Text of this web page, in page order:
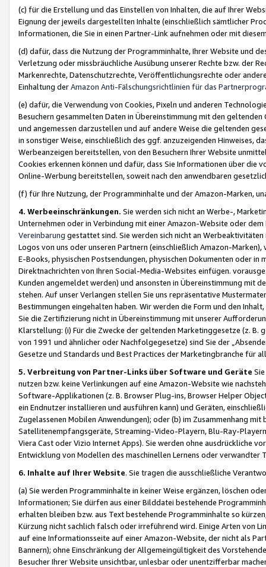
(c) für die Erstellung und das Einstellen von Inhalten, die auf Ihrer
Eignung der jeweils dargestellten Inhalte (einschließlich sämtlicher
Informationen, die Sie in einen Partner-Link aufnehmen oder mit
(d) dafür, dass die Nutzung der Programminhalte, Ihrer Website und
Verletzung oder missbräuchliche Ausübung unserer Rechte bzw. der
Markenrechte, Datenschutzrechte, Veröffentlichungsrechte oder
Einhaltung derAmazon Anti-Fälschungsrichtlinien für das
(e) dafür, die Verwendung von Cookies, Pixeln und anderen
Besuchern gesammelten Daten in Übereinstimmung mit den
und angemessen darzustellen und auf andere Weise die geltenden
in sonstiger Weise, einschließlich des ggf. anzuzeigenden Hinweises,
Werbeanzeigen bereitstellen, von den Besuchern Ihrer Website
Cookies erkennen können und dafür, dass Sie Informationen über die
Online-Werbung bereitstellen, soweit nach den anwendbaren
(f) für Ihre Nutzung, der Programminhalte und der Amazon-Marken,
4. Werbeeinschränkungen. Sie werden sich nicht an Werbe-,
Unternehmen oder in Verbindung mit einer Amazon-Website oder
Vereinbarung gestattet sind. Sie werden sich nicht an
Logos von uns oder unseren Partnern (einschließlich Amazon-
E-Books, physischen Postsendungen, physischen Dokumenten oder in
Direktnachrichten von Ihren Social-Media-Websites einfügen.
Kunden angemeldet werden) und ansonsten in Übereinstimmung mit
stehen. Auf unser Verlangen stellen Sie uns repräsentative
Bestimmungen eingehalten haben. Wir werden die Form und den
Sie die Zertifizierung nicht in Übereinstimmung mit unserer
Klarstellung: (i) Für die Zwecke der geltenden Marketinggesetze (z. B.
von 1991 und ähnlicher oder Nachfolgegesetze) sind Sie der
Gesetze und Standards und Best Practices der Marketingbranche für
5. Verbreitung von Partner-Links über Software und Geräte
nutzen bzw. keine Verlinkungen auf eine Amazon-Website wie
Software-Applikationen (z. B. Browser Plug-ins, Browser Helper
ein Endnutzer installieren und ausführen kann) und Geräten,
Zugelassenen Mobilen Anwendungen); oder (b) im Zusammenhang
Satellitenempfangsgeräte, Streaming-Video-Playern, Blu-Ray-
Viera Cast oder Vizio Internet Apps). Sie werden ohne ausdrückliche
Entwicklung von Modellen des maschinellen Lernens oder
6. Inhalte auf Ihrer Website. Sie tragen die ausschließliche
(a) Sie werden Programminhalte in keiner Weise ergänzen, löschen
Informationen; Sie dürfen aus einer Bilddatei bestehende
erhalten bleiben bzw. aus Text bestehende Programminhalte so
Kürzung nicht sachlich falsch oder irreführend wird. Einige Arten von
auf eine Informationsseite auf einer Amazon-Website, der nicht als
Bannern); ohne Einschränkung der Allgemeingültigkeit des
Besucher Ihrer Website unsichtbar, unlesbar oder unentzifferbar